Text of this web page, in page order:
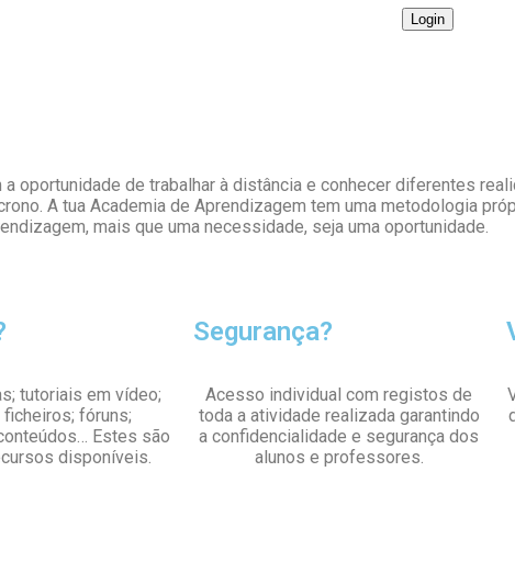
oportunidade de trabalhar à distância e conhecer diferentes
A tua Academia de Aprendizagem tem uma metodologia
mais que uma necessidade, seja uma oportunidade.
tutoriais em vídeo;
fóruns;
Estes são
disponíveis.
Segurança?
Acesso individual com registos de
toda a atividade realizada garantindo
a confidencialidade e segurança dos
alunos e professores.